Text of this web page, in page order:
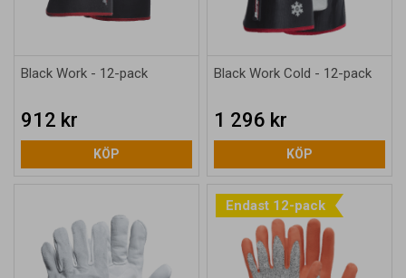
Black Work - 12-pack
912 kr
KÖP
Black Work Cold - 12-pack
1 296 kr
KÖP
Endast 12-pack